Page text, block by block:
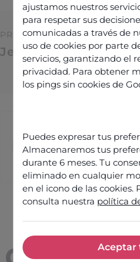
ajustamos nuestros
para respetar sus
comunicadas a través de
uso de cookies por parte
servicios, garantizando el
privacidad. Para obtener
los pings sin cookies de
Puedes expresar tus
Almacenaremos tus
durante 6 meses. Tu
eliminado en cualquier
en el icono de las cookies.
consulta nuestra política
Aceptar
PREVIOUS POST
Jean-Michel BREUL